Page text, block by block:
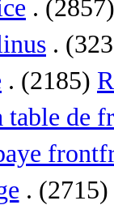
.
.
. (2185)
table de
. (2715)